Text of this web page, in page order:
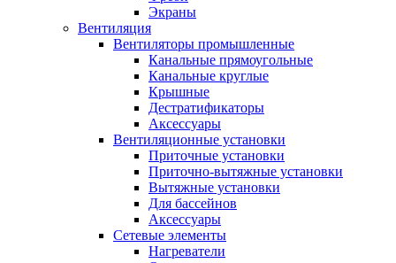
Экраны
Вентиляция
Вентиляторы промышленные
Канальные прямоугольные
Канальные круглые
Крышные
Дестратификаторы
Аксессуары
Вентиляционные установки
Приточные установки
Приточно-вытяжные установки
Вытяжные установки
Для бассейнов
Аксессуары
Сетевые элементы
Нагреватели